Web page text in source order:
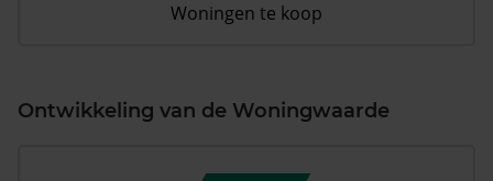
Woningen te koop
Ontwikkeling van de Woningwaarde